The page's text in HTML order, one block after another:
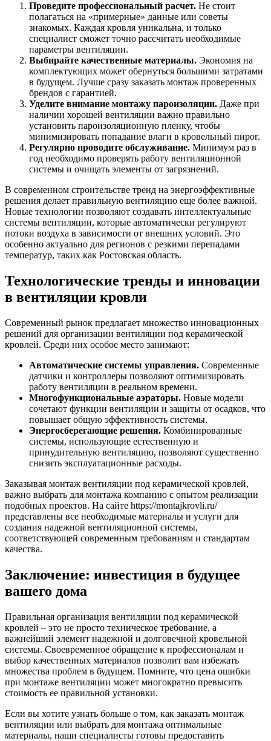
Проведите профессиональный расчет. Не стоит
полагаться на «примерные» данные или советы
знакомых. Каждая кровля уникальна, и только
специалист сможет точно рассчитать необходимые
параметры вентиляции.
Выбирайте качественные материалы. Экономия на
комплектующих может обернуться большими затратами
в будущем. Лучше сразу заказать монтаж проверенных
брендов с гарантией.
Уделите внимание монтажу пароизоляции. Даже при
наличии хорошей вентиляции важно правильно
установить пароизоляционную пленку, чтобы
минимизировать попадание влаги в кровельный пирог.
Регулярно проводите обслуживание. Минимум раз в
год необходимо проверять работу вентиляционной
системы и очищать элементы от загрязнений.
В современном строительстве тренд на энергоэффективные
решения делает правильную вентиляцию еще более важной.
Новые технологии позволяют создавать интеллектуальные
системы вентиляции, которые автоматически регулируют
потоки воздуха в зависимости от внешних условий. Это
особенно актуально для регионов с резкими перепадами
температур, таких как Ростовская область.
Технологические тренды и инновации
в вентиляции кровли
Современный рынок предлагает множество инновационных
решений для организации вентиляции под керамической
кровлей. Среди них особое место занимают:
Автоматические системы управления. Современные
датчики и контроллеры позволяют оптимизировать
работу вентиляции в реальном времени.
Многофункциональные аэраторы. Новые модели
сочетают функции вентиляции и защиты от осадков, что
повышает общую эффективность системы.
Энергосберегающие решения. Комбинированные
системы, использующие естественную и
принудительную вентиляцию, позволяют существенно
снизить эксплуатационные расходы.
Заказывая монтаж вентиляции под керамической кровлей,
важно выбрать для монтажа компанию с опытом реализации
подобных проектов. На сайте https://montajkrovli.ru/
представлены все необходимые материалы и услуги для
создания надежной вентиляционной системы,
соответствующей современным требованиям и стандартам
качества.
Заключение: инвестиция в будущее
вашего дома
Правильная организация вентиляции под керамической
кровлей – это не просто техническое требование, а
важнейший элемент надежной и долговечной кровельной
системы. Своевременное обращение к профессионалам и
выбор качественных материалов позволит вам избежать
множества проблем в будущем. Помните, что цена ошибки
при монтаже вентиляции может многократно превысить
стоимость ее правильной установки.
Если вы хотите узнать больше о том, как заказать монтаж
вентиляции или выбрать для монтажа оптимальные
материалы, наши специалисты готовы предоставить